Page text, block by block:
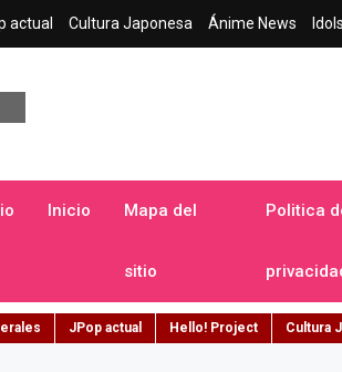
actual Cultura Japonesa Ánime News
Inicio Mapa del
sitio
Politica
JPop actual Hello! Project Cultura